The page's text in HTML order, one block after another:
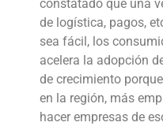
constatado que una
de logística, pagos,
sea fácil, los
acelera la adopción
de crecimiento
en la región, más
hacer empresas de